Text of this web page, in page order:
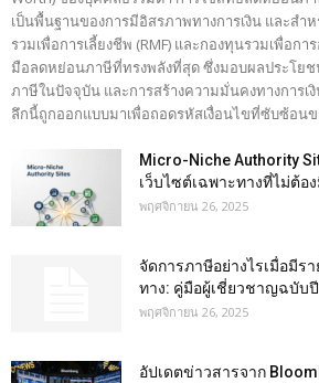
เป็นพื้นฐานของการมีอิสรภาพทางการเงิน และสำ
รวมเพื่อการเลี้ยงชีพ (RMF) และกองทุนรวมเพื่อกา
มือลดหย่อนภาษีที่ทรงพลังที่สุด ซึ่งมอบผลประโยช
ภาษีในปัจจุบัน และการสร้างความมั่นคงทางการเ
ลึกนี้ถูกออกแบบมาเพื่อถอดรหัสเงื่อนไขที่ซับซ้อนข
Micro-Niche Authority
เว็บไซต์เฉพาะทางที่ไม่ต้อ
พฤศจิกายน 26, 2025
จัดการภาษีอย่างไรเมื่อมีร
ทาง: คู่มือผู้เชี่ยวชาญฉบับ
พฤศจิกายน 26, 2025
อัปเดตข่าวสารจาก